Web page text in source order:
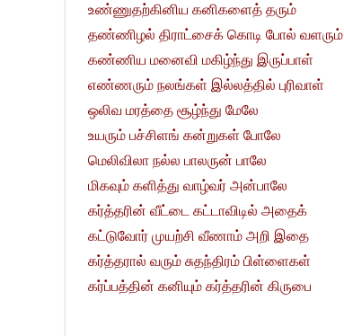
உண்ணுதற்கினிய கனிகளைத் தரும்
தண்ணிழல் திராட்சைக் கொடி போல் வளரும்
கண்ணிய மனைவி மகிழ்ந்து இருப்பாள்
எண்ணரும் நலங்கள் இல்லத்தில் புரிவாள்
ஒலிவ மரத்தை சூழ்ந்து மேலே
உயரும் பச்சிளங் கன்றுகள் போலே
மெலிவிலா நல்ல பாலருன் பாலே
மிகவும் களித்து வாழ்வர் அன்பாலே
கர்த்தரின் வீட்டை கட்டாவிடில் அதைக்
கட்டுவோர் முயற்சி வீணாம் அறி இதை
கர்த்தரால் வரும் சுதந்திரம் பிள்ளைகள்
கர்ப்பத்தின் கனியும் கர்த்தரின் கிருபை